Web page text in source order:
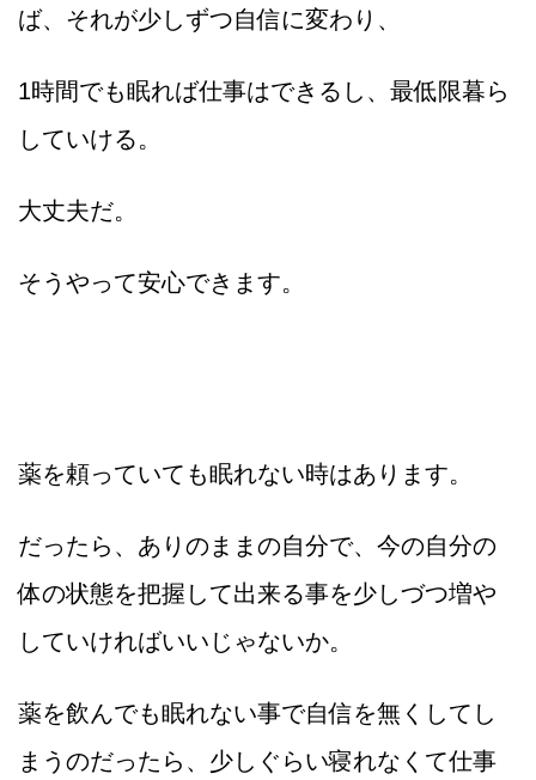
ば、それが少しずつ自信に変わり、
1時間でも眠れば仕事はできるし、最低限暮ら
していける。
大丈夫だ。
そうやって安心できます。
薬を頼っていても眠れない時はあります。
だったら、ありのままの自分で、今の自分の
体の状態を把握して出来る事を少しづつ増や
していければいいじゃないか。
薬を飲んでも眠れない事で自信を無くしてし
まうのだったら、少しぐらい寝れなくて仕事